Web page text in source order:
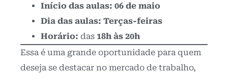
Início das aulas: 06 de maio
Dia das aulas: Terças-feiras
Horário: das 18h às 20h
Essa é uma grande oportunidade para quem
deseja se destacar no mercado de trabalho,